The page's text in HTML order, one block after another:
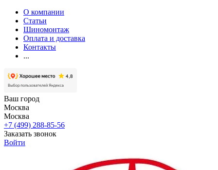
О компании
Статьи
Шиномонтаж
Оплата и доставка
Контакты
...
Ваш город
Москва
Москва
+7 (499) 288-85-56
Заказать звонок
Войти